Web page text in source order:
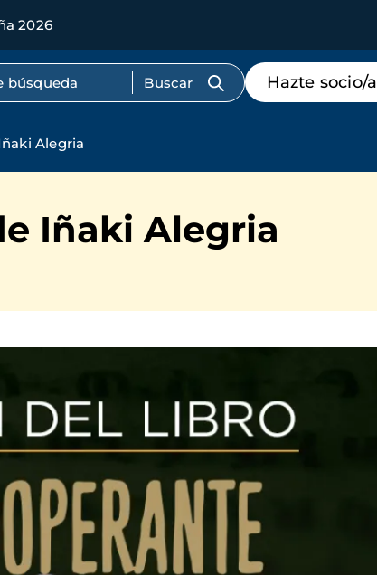
2026
completo
Menú
de
destacados
Hazte socio/a
Alegria
Iñaki Alegria